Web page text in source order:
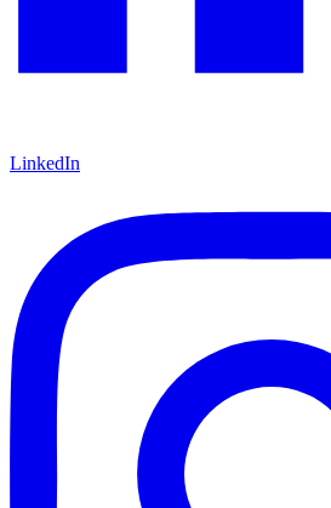
LinkedIn